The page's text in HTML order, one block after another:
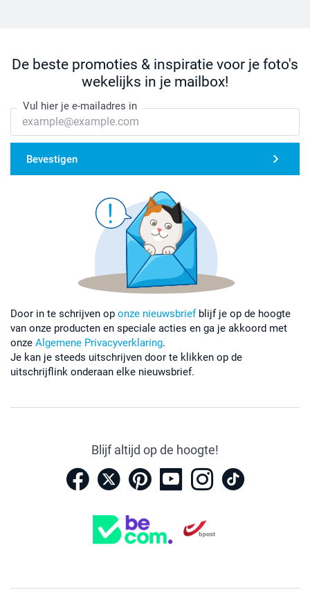
De beste promoties & inspiratie voor je foto's
wekelijks in je mailbox!
Vul hier je e-mailadres in
Bevestigen
Door in te schrijven op onze nieuwsbriefblijf je op de hoogte
van onze producten en speciale acties en ga je akkoord met
onze Algemene Privacyverklaring.
Je kan je steeds uitschrijven door te klikken op de
uitschrijflink onderaan elke nieuwsbrief.
Blijf altijd op de hoogte!